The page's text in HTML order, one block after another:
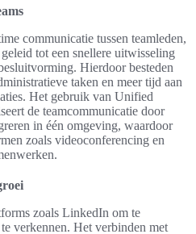
communicatie tussen teamleden,
tot een snellere uitwisseling
Hierdoor besteden
taken en meer tijd aan
Het gebruik van Unified
de teamcommunicatie door
in één omgeving, waardoor
zoals videoconferencing en
zoals LinkedIn om te
verkennen. Het verbinden met